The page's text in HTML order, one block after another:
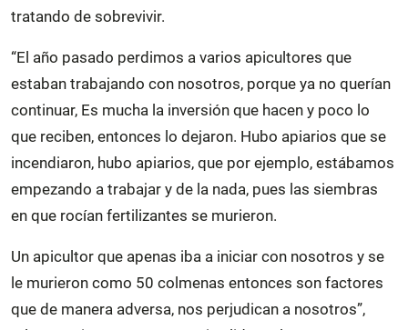
tratando de sobrevivir.
“El año pasado perdimos a varios apicultores que
estaban trabajando con nosotros, porque ya no querían
continuar, Es mucha la inversión que hacen y poco lo
que reciben, entonces lo dejaron. Hubo apiarios que se
incendiaron, hubo apiarios, que por ejemplo, estábamos
empezando a trabajar y de la nada, pues las siembras
en que rocían fertilizantes se murieron.
Un apicultor que apenas iba a iniciar con nosotros y se
le murieron como 50 colmenas entonces son factores
que de manera adversa, nos perjudican a nosotros”,